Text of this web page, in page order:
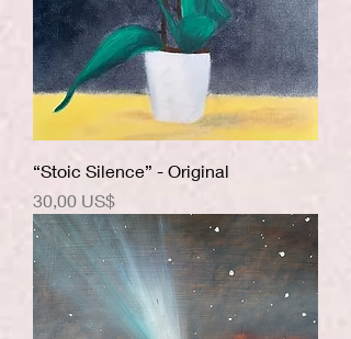
“Stoic Silence” - Original
Precio
30,00 US$